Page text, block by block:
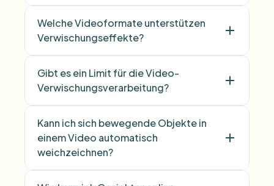
Welche Videoformate unterstützen
Verwischungseffekte?
Gibt es ein Limit für die Video-
Verwischungsverarbeitung?
Kann ich sich bewegende Objekte in
einem Video automatisch
weichzeichnen?